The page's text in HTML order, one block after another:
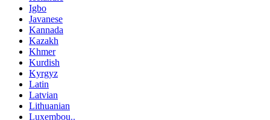
Igbo
Javanese
Kannada
Kazakh
Khmer
Kurdish
Kyrgyz
Latin
Latvian
Lithuanian
Luxembou..